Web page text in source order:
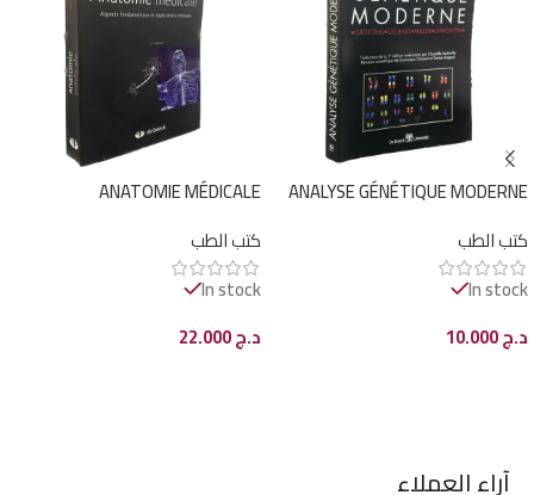
ANALYSE GÉNÉTIQUE MODERNE
كتب الطب
In stock
د.ج
ANATOMIE MÉDICALE
كتب الطب
In stock
د.ج
آراء العملاء